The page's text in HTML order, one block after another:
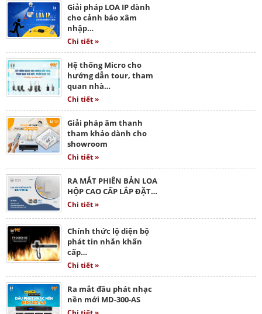
Giải pháp LOA IP dành
cho cảnh báo xâm
nhập…
Chi tiết »
Hệ thống Micro cho
hướng dẫn tour, tham
quan nhà…
Chi tiết »
Giải pháp âm thanh
tham khảo dành cho
showroom
Chi tiết »
RA MẮT PHIÊN BẢN LOA
HỘP CAO CẤP LẮP ĐẶT…
Chi tiết »
Chính thức lộ diện bộ
phát tin nhắn khẩn
cấp…
Chi tiết »
Ra mắt đầu phát nhạc
nền mới MD-300-AS